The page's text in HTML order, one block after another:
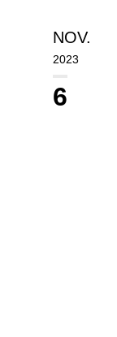
NOV.
2023
6